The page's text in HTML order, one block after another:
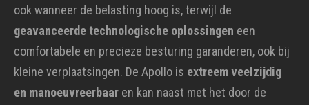
ook wanneer de belasting hoog is, terwijl de
geavanceerde technologische oplossingen een
comfortabele en precieze besturing garanderen, ook bij
kleine verplaatsingen. De Apollo is extreem veelzijdig
en manoeuvreerbaar en kan naast met het door de